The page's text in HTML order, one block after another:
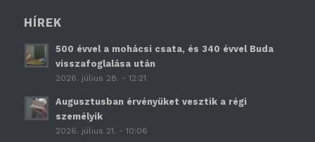
HÍREK
500 évvel a mohácsi csata, és 340 évvel Buda
visszafoglalása után
2026. július 28. - 12:21
Augusztusban érvényüket vesztik a régi
személyik
2026. július 21. - 10:06